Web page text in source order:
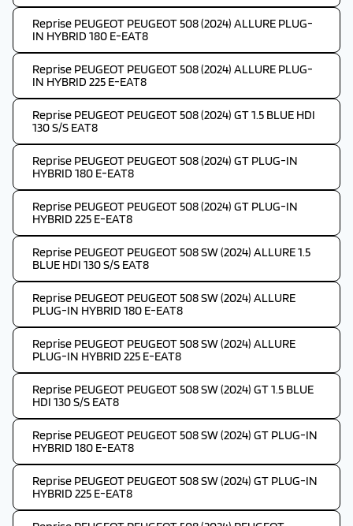
Reprise PEUGEOT PEUGEOT 508 (2024) ALLURE PLUG-
IN HYBRID 180 E-EAT8
Reprise PEUGEOT PEUGEOT 508 (2024) ALLURE PLUG-
IN HYBRID 225 E-EAT8
Reprise PEUGEOT PEUGEOT 508 (2024) GT 1.5 BLUE HDI
130 S/S EAT8
Reprise PEUGEOT PEUGEOT 508 (2024) GT PLUG-IN
HYBRID 180 E-EAT8
Reprise PEUGEOT PEUGEOT 508 (2024) GT PLUG-IN
HYBRID 225 E-EAT8
Reprise PEUGEOT PEUGEOT 508 SW (2024) ALLURE 1.5
BLUE HDI 130 S/S EAT8
Reprise PEUGEOT PEUGEOT 508 SW (2024) ALLURE
PLUG-IN HYBRID 180 E-EAT8
Reprise PEUGEOT PEUGEOT 508 SW (2024) ALLURE
PLUG-IN HYBRID 225 E-EAT8
Reprise PEUGEOT PEUGEOT 508 SW (2024) GT 1.5 BLUE
HDI 130 S/S EAT8
Reprise PEUGEOT PEUGEOT 508 SW (2024) GT PLUG-IN
HYBRID 180 E-EAT8
Reprise PEUGEOT PEUGEOT 508 SW (2024) GT PLUG-IN
HYBRID 225 E-EAT8